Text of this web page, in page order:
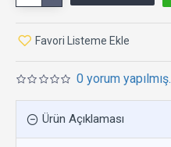
0 yorum yapılmış.
Favori Listeme Ekle
Ürün Açıklaması